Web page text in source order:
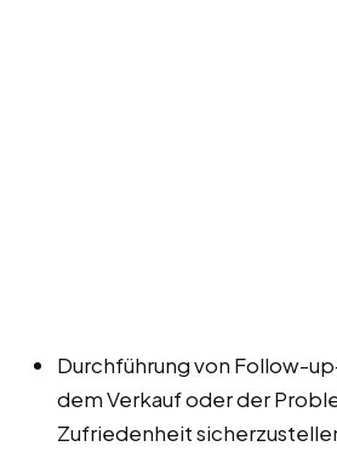
Durchführung von Follow-
dem Verkauf oder der
Zufriedenheit